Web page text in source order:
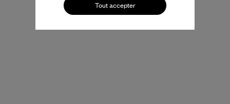
Tout accepter